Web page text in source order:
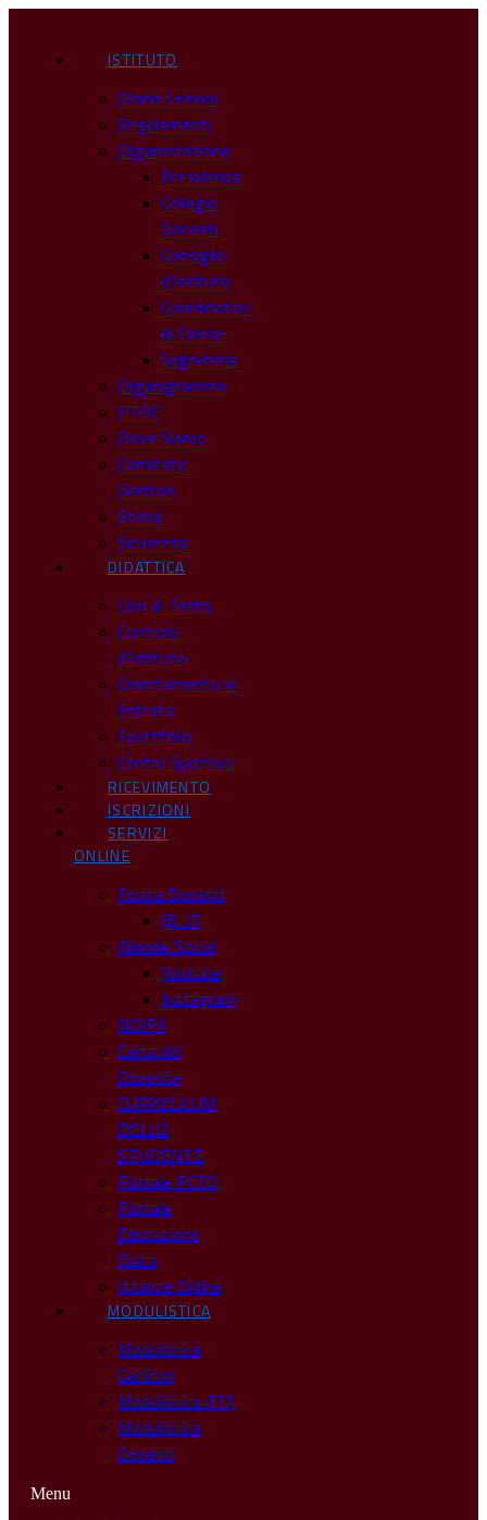
ISTITUTO
Orario Lezioni
Regolamenti
Organizzazione
Presidenza
Collegio
Docenti
Consiglio
d’Istituto
Coordinatori
di Classe
Segreteria
Organigramma
PTOF
Dove Siamo
Comitato
Genitori
Storia
Sicurezza
DIDATTICA
Libri di Testo
Curricolo
d’Istituto
Orientamento in
Entrata
Eportfolio
Centro Sportivo
RICEVIMENTO
ISCRIZIONI
SERVIZI
ONLINE
Posta Docenti
@ .IT
Allende Social
Youtube
Instagram
NOIPA
Carta del
Docente
CURRICULUM
DELLO
STUDENTE
Portale PCTO
Portale
Educazione
Civica
Istanze Online
MODULISTICA
Modulistica
Genitori
Modulistica ATA
Modulistica
Docenti
Menu